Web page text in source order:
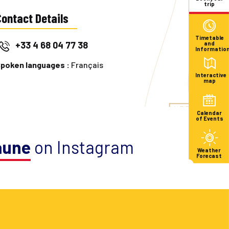
trip
Timetable
and
Interactive
map
Calendar
of Events
Weather
Forecast
Details
+33 4 68 04 77 38
languages : Français
on Instagram